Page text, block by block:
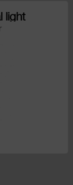
light